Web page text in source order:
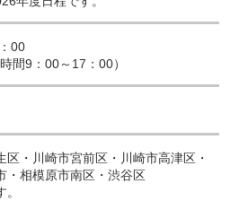
00
間9：00～17：00）
・川崎市宮前区・川崎市高津区・
・相模原市南区・渋谷区